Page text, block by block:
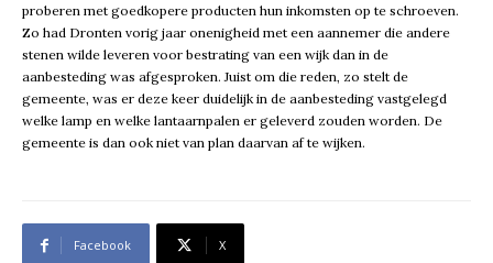
proberen met goedkopere producten hun inkomsten op te schroeven.
Zo had Dronten vorig jaar onenigheid met een aannemer die andere
stenen wilde leveren voor bestrating van een wijk dan in de
aanbesteding was afgesproken. Juist om die reden, zo stelt de
gemeente, was er deze keer duidelijk in de aanbesteding vastgelegd
welke lamp en welke lantaarnpalen er geleverd zouden worden. De
gemeente is dan ook niet van plan daarvan af te wijken.
Facebook X